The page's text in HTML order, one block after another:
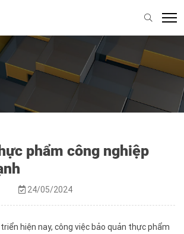
phẩm công nghiệp
24/05/2024
hiện nay, công việc bảo quản thực phẩm